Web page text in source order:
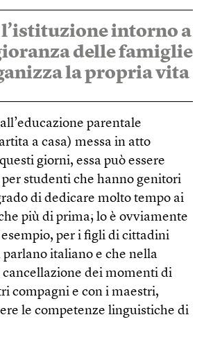
l’istituzione intorno a
delle famiglie
la propria vita
parentale
a casa) messa in atto
giorni, essa può essere
studenti che hanno genitori
di dedicare molto tempo ai
più di prima; lo è ovviamente
per i figli di cittadini
italiano e che nella
dei momenti di
compagni e con i maestri,
le competenze linguistiche di